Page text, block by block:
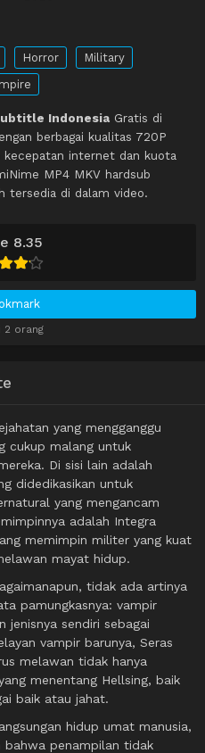
8.35
2 orang
Horror
Military
Indonesia Gratis di
berbagai kualitas 720P
internet dan kuota
MP4 MKV hardsub
tersedia di dalam video.
yang mengganggu
cukup malang untuk
Di sisi lain adalah
didedikasikan untuk
yang mengancam
adalah Integra
memimpin militer yang kuat
mayat hidup.
tidak ada artinya
pamungkasnya: vampir
jenisnya sendiri sebagai
vampir barunya, Seras
melawan tidak hanya
menentang Hellsing, baik
baik atau jahat.
hidup umat manusia,
bahwa penampilan tidak